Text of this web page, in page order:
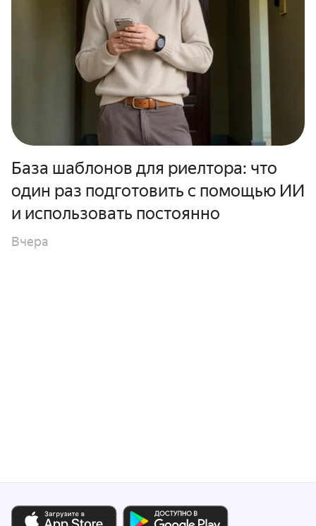
База шаблонов для риелтора: что
один раз подготовить с помощью ИИ
и использовать постоянно
Вчера